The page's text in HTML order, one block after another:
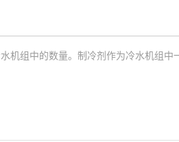
组中的数量。制冷剂作为冷水机组中